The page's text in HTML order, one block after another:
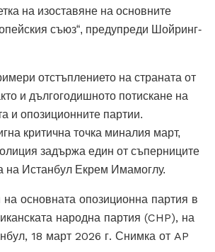
на изоставяне на основните
съюз“, предупреди Шойринг-
отстъплението на страната от
и дългогодишното потискане на
и опозиционните партии.
критична точка миналия март,
задържа един от съперниците
на Истанбул Екрем Имамоглу.